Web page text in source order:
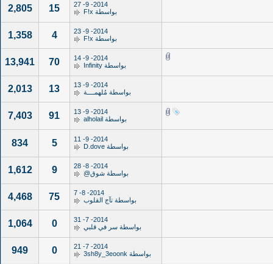
2014- 9- 27
بواسطة F!x
15
2,805
2014- 9- 23
بواسطة F!x
4
1,358
2014- 9- 14
بواسطة Infinity
70
13,941
2014- 9- 13
بواسطة مُلهمــــة 13
2,013
2014- 9- 13
بواسطة alholail
91
7,403
2014- 9- 11
بواسطة D.dove
5
834
2014- 8- 28
بواسطة شوق@ 9
1,612
2014- 8- 7
بواسطة تآج القلوب 75
4,468
2014- 7- 31
بواسطة سر في قلبي 0
1,064
2014- 7- 21
بواسطة 3sh8y_3eoonk
0
949